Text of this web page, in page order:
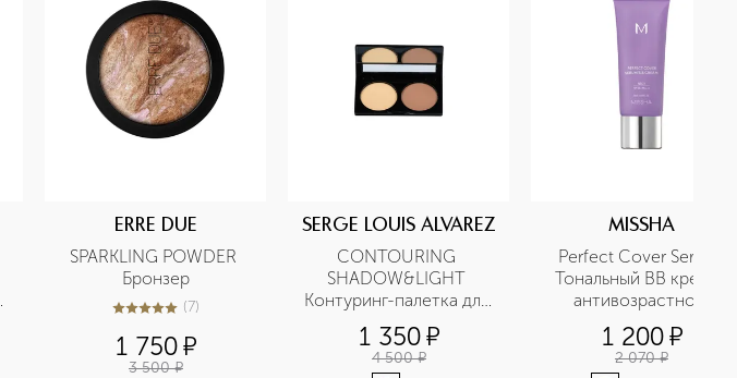
ERRE DUE
SPARKLING POWDER
Бронзер
4.9из57 (7)
1 750¤
3 500 ¤
SERGE LOUIS ALVAREZ
CONTOURING
SHADOW&LIGHT
Контуринг-палетка для
лица
1 350¤
4 500 ¤
MISSHA
Perfect Cover Serum
Тональный BB крем с
антивозрастной
сывороткой, SPF 50
1 200¤
2 070 ¤